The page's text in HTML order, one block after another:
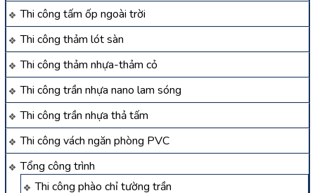
Thi công tấm ốp ngoài trời
Thi công thảm lót sàn
Thi công thảm nhựa-thảm cỏ
Thi công trần nhựa nano lam sóng
Thi công trần nhựa thả tấm
Thi công vách ngăn phòng PVC
Tổng công trình
Thi công phào chỉ tường trần